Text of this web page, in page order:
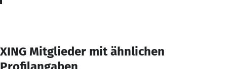
XING Mitglieder mit ähnlichen